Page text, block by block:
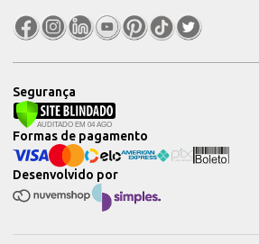
Segurança
Desenvolvido por
Formas de pagamento